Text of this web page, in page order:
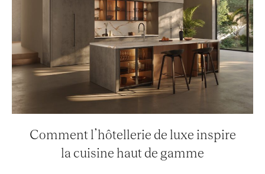
Comment l’hôtellerie de luxe inspire
la cuisine haut de gamme